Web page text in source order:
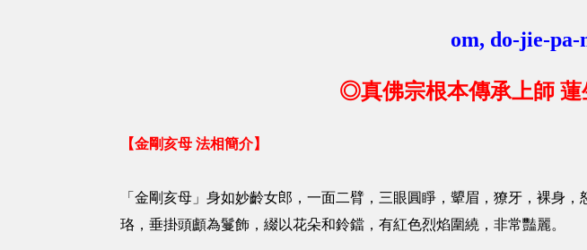
om, do-jie-pa-
◎真佛宗根本傳承上師 蓮
【金剛亥母 法相簡介】
「金剛亥母」身如妙齡女郎，一面二臂，三眼圓睜，顰眉，獠牙，裸身
珞，垂掛頭顱為鬘飾，綴以花朵和鈴鐺，有紅色烈焰圍繞，非常豔麗。